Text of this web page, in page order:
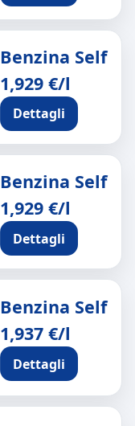
Benzina Self
1,929 €/l
Dettagli
Benzina Self
1,929 €/l
Dettagli
Benzina Self
1,937 €/l
Dettagli